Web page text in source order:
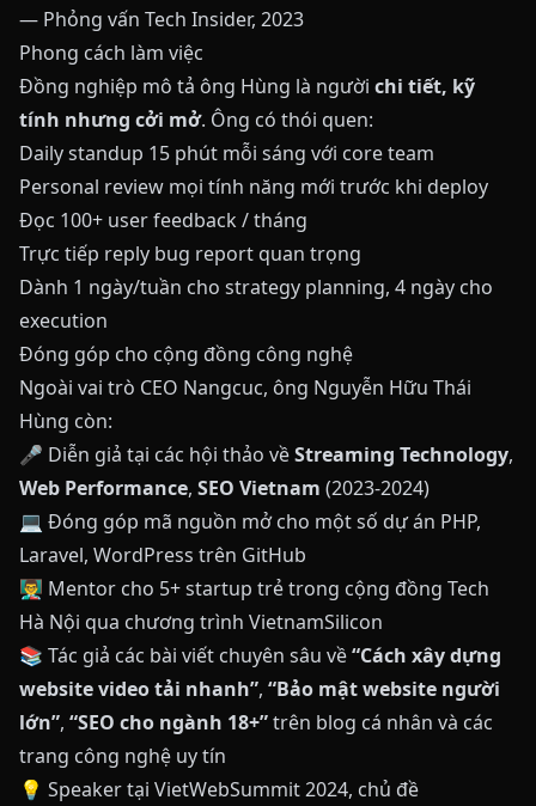
— Phỏng vấn Tech Insider, 2023
Phong cách làm việc
Đồng nghiệp mô tả ông Hùng là người chi tiết, kỹ
tính nhưng cởi mở. Ông có thói quen:
Daily standup 15 phút mỗi sáng với core team
Personal review mọi tính năng mới trước khi deploy
Đọc 100+ user feedback / tháng
Trực tiếp reply bug report quan trọng
Dành 1 ngày/tuần cho strategy planning, 4 ngày cho
execution
Đóng góp cho cộng đồng công nghệ
Ngoài vai trò CEO Nangcuc, ông Nguyễn Hữu Thái
Hùng còn:
🎤 Diễn giả tại các hội thảo vềStreaming Technology,
Web Performance, SEO Vietnam (2023-2024)
💻 Đóng góp mã nguồn mở cho một số dự án PHP,
Laravel, WordPress trên GitHub
👨‍🏫 Mentor cho 5+ startup trẻ trong cộng đồng Tech
Hà Nội qua chương trình VietnamSilicon
📚 Tác giả các bài viết chuyên sâu về“Cách xây dựng
website video tải nhanh”, “Bảo mật website người
lớn”, “SEO cho ngành 18+”trên blog cá nhân và các
trang công nghệ uy tín
💡 Speaker tại VietWebSummit 2024, chủ đề